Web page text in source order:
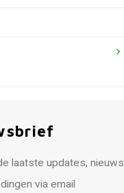
laatste updates, nieuws
via email